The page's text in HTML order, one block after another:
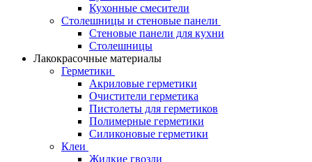
Кухонные смесители
Столешницы и стеновые панели
Стеновые панели для кухни
Столешницы
Лакокрасочные материалы
Герметики
Акриловые герметики
Очистители герметика
Пистолеты для герметиков
Полимерные герметики
Силиконовые герметики
Клеи
Жидкие гвозди